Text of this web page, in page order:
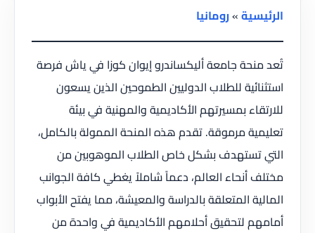
الرئيسية»رومانيا
تُعد منحة جامعة أليكساندرو إيوان كوزا في ياش فرصة
استثنائية للطلاب الدوليين الطموحين الذين يسعون
للارتقاء بمسيرتهم الأكاديمية والمهنية في بيئة
تعليمية مرموقة. تقدم هذه المنحة الممولة بالكامل،
التي تستهدف بشكل خاص الطلاب الموهوبين من
مختلف أنحاء العالم، دعماً شاملاً يغطي كافة الجوانب
المالية المتعلقة بالدراسة والمعيشة، مما يفتح الأبواب
أمامهم لتحقيق أحلامهم الأكاديمية في واحدة من